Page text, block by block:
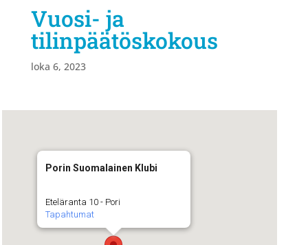
Vuosi- ja
tilinpäätöskokous
loka 6, 2023
Porin Suomalainen Klubi
Eteläranta 10 - Pori
Tapahtumat